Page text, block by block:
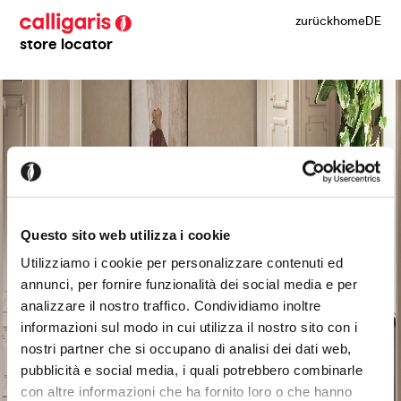
Questo sito web utilizza i cookie
Utilizziamo i cookie per personalizzare contenuti ed
annunci, per fornire funzionalità dei social media e per
analizzare il nostro traffico. Condividiamo inoltre
informazioni sul modo in cui utilizza il nostro sito con i
nostri partner che si occupano di analisi dei dati web,
pubblicità e social media, i quali potrebbero combinarle
con altre informazioni che ha fornito loro o che hanno
store locator
zurückhomeDE